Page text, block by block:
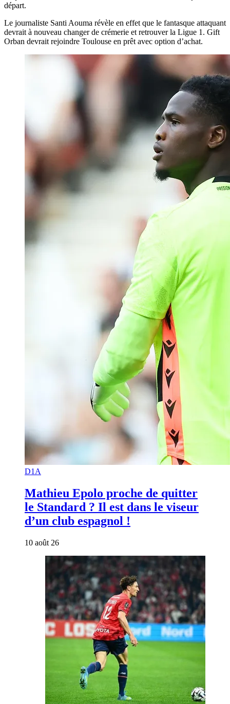
départ.
Le journaliste Santi Aouma révèle en effet que le fantasque attaquant
devrait à nouveau changer de crémerie et retrouver la Ligue 1. Gift
Orban devrait rejoindre Toulouse en prêt avec option d’achat.
D1A
Mathieu Epolo proche de quitter
le Standard ? Il est dans le viseur
d’un club espagnol !
10 août 26